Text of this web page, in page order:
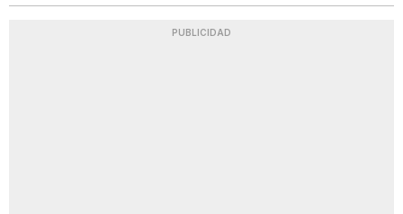
PUBLICIDAD